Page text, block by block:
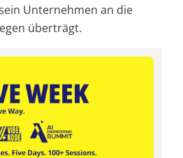
Unternehmen an die
überträgt.